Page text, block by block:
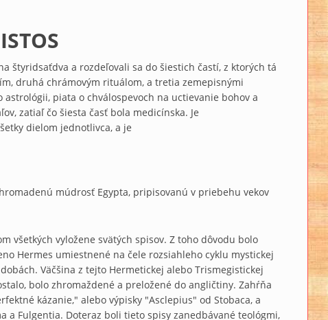
štyridsaťdva a rozdeľovali sa do šiestich častí, z ktorých tá
druhá chrámovým rituálom, a tretia zemepisnými
piata o chválospevoch na uctievanie bohov a
zatiaľ čo šiesta časť bola medicínska. Je
dielom jednotlivca, a je
múdrosť Egypta, pripisovanú v priebehu vekov
všetkých vyložene svätých spisov. Z toho dôvodu bolo
Hermes umiestnené na čele rozsiahleho cyklu mystickej
Väčšina z tejto Hermetickej alebo Trismegistickej
bolo zhromaždené a preložené do angličtiny. Zahŕňa
kázanie," alebo výpisky "Asclepius" od Stobaca, a
a Fulgentia. Doteraz boli tieto spisy zanedbávané teológmi,